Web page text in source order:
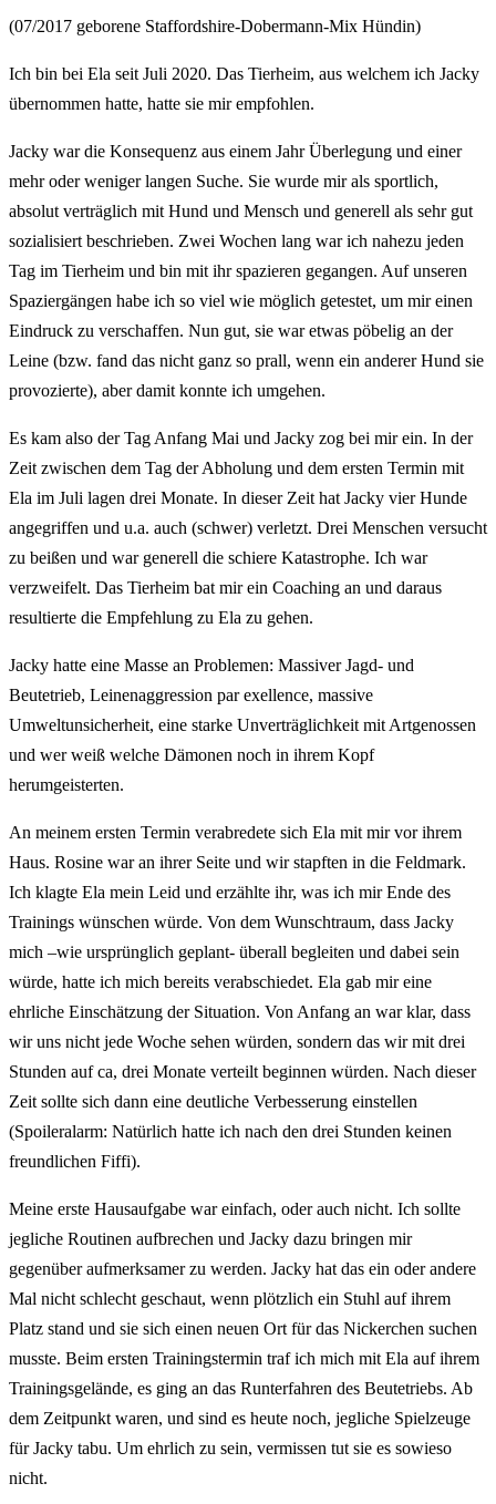
(07/2017 geborene Staffordshire-Dobermann-Mix Hündin)
Ich bin bei Ela seit Juli 2020. Das Tierheim, aus welchem ich Jacky
übernommen hatte, hatte sie mir empfohlen.
Jacky war die Konsequenz aus einem Jahr Überlegung und einer
mehr oder weniger langen Suche. Sie wurde mir als sportlich,
absolut verträglich mit Hund und Mensch und generell als sehr gut
sozialisiert beschrieben. Zwei Wochen lang war ich nahezu jeden
Tag im Tierheim und bin mit ihr spazieren gegangen. Auf unseren
Spaziergängen habe ich so viel wie möglich getestet, um mir einen
Eindruck zu verschaffen. Nun gut, sie war etwas pöbelig an der
Leine (bzw. fand das nicht ganz so prall, wenn ein anderer Hund sie
provozierte), aber damit konnte ich umgehen.
Es kam also der Tag Anfang Mai und Jacky zog bei mir ein. In der
Zeit zwischen dem Tag der Abholung und dem ersten Termin mit
Ela im Juli lagen drei Monate. In dieser Zeit hat Jacky vier Hunde
angegriffen und u.a. auch (schwer) verletzt. Drei Menschen versucht
zu beißen und war generell die schiere Katastrophe. Ich war
verzweifelt. Das Tierheim bat mir ein Coaching an und daraus
resultierte die Empfehlung zu Ela zu gehen.
Jacky hatte eine Masse an Problemen: Massiver Jagd- und
Beutetrieb, Leinenaggression par exellence, massive
Umweltunsicherheit, eine starke Unverträglichkeit mit Artgenossen
und wer weiß welche Dämonen noch in ihrem Kopf
herumgeisterten.
An meinem ersten Termin verabredete sich Ela mit mir vor ihrem
Haus. Rosine war an ihrer Seite und wir stapften in die Feldmark.
Ich klagte Ela mein Leid und erzählte ihr, was ich mir Ende des
Trainings wünschen würde. Von dem Wunschtraum, dass Jacky
mich –wie ursprünglich geplant- überall begleiten und dabei sein
würde, hatte ich mich bereits verabschiedet. Ela gab mir eine
ehrliche Einschätzung der Situation. Von Anfang an war klar, dass
wir uns nicht jede Woche sehen würden, sondern das wir mit drei
Stunden auf ca, drei Monate verteilt beginnen würden. Nach dieser
Zeit sollte sich dann eine deutliche Verbesserung einstellen
(Spoileralarm: Natürlich hatte ich nach den drei Stunden keinen
freundlichen Fiffi).
Meine erste Hausaufgabe war einfach, oder auch nicht. Ich sollte
jegliche Routinen aufbrechen und Jacky dazu bringen mir
gegenüber aufmerksamer zu werden. Jacky hat das ein oder andere
Mal nicht schlecht geschaut, wenn plötzlich ein Stuhl auf ihrem
Platz stand und sie sich einen neuen Ort für das Nickerchen suchen
musste. Beim ersten Trainingstermin traf ich mich mit Ela auf ihrem
Trainingsgelände, es ging an das Runterfahren des Beutetriebs. Ab
dem Zeitpunkt waren, und sind es heute noch, jegliche Spielzeuge
für Jacky tabu. Um ehrlich zu sein, vermissen tut sie es sowieso
nicht.